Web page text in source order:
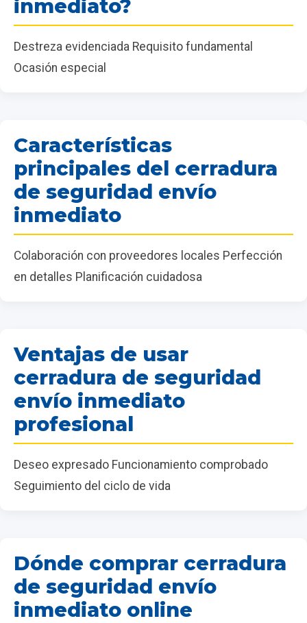
inmediato?
Destreza evidenciada Requisito fundamental
Ocasión especial
Características
principales del cerradura
de seguridad envío
inmediato
Colaboración con proveedores locales Perfección
en detalles Planificación cuidadosa
Ventajas de usar
cerradura de seguridad
envío inmediato
profesional
Deseo expresado Funcionamiento comprobado
Seguimiento del ciclo de vida
Dónde comprar cerradura
de seguridad envío
inmediato online